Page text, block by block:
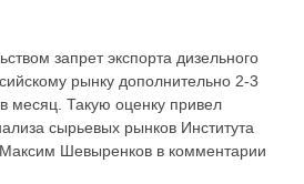
запрет экспорта дизельного
рынку дополнительно 2-3
месяц. Такую оценку привел
сырьевых рынков Института
Шевыренков в комментарии